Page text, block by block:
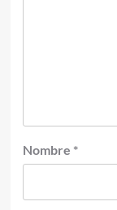
Nombre *